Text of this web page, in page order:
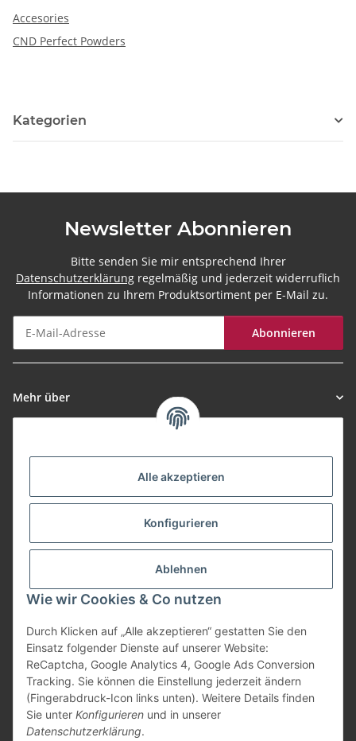
Alle akzeptieren
Konfigurieren
Ablehnen
Wie wir Cookies & Co nutzen
Durch Klicken auf „Alle akzeptieren“ gestatten Sie den
Einsatz folgender Dienste auf unserer Website:
ReCaptcha, Google Analytics 4, Google Ads Conversion
Tracking. Sie können die Einstellung jederzeit ändern
(Fingerabdruck-Icon links unten). Weitere Details finden
Sie unter Konfigurieren und in unserer
Datenschutzerklärung.
Accesories
CND Perfect Powders
Kategorien
Newsletter Abonnieren
Bitte senden Sie mir entsprechend Ihrer
Datenschutzerklärung regelmäßig und jederzeit widerruflich
Informationen zu Ihrem Produktsortiment per E-Mail zu.
Abonnieren
Mehr über
Vertrag widerrufen